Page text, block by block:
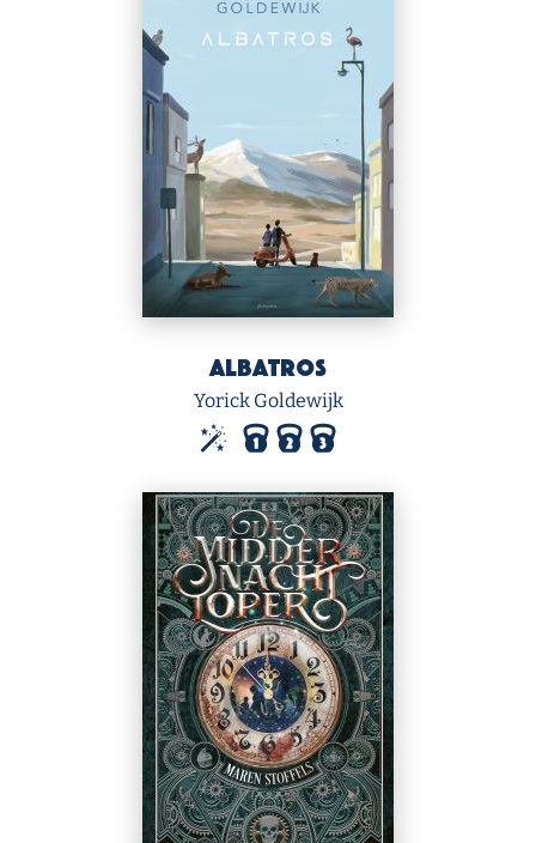
Albatros
Yorick Goldewijk